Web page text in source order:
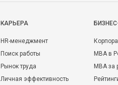
КАРЬЕРА
HR-менеджмент
Поиск работы
Рынок труда
Личная эффективность
MBA в
MBA